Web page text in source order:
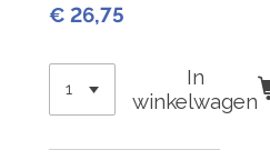
€ 26,75
In
winkelwagen